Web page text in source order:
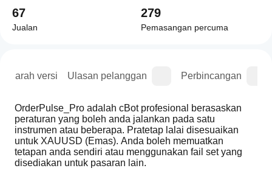
Sejarah versi Ulasan pelanggan Perbincangan
OrderPulse_Pro adalah cBot profesional berasaskan
peraturan yang boleh anda jalankan pada satu
instrumen atau beberapa. Pratetap lalai disesuaikan
untuk XAUUSD (Emas). Anda boleh memuatkan
tetapan anda sendiri atau menggunakan fail set yang
disediakan untuk pasaran lain.
67
Jualan
279
Pemasangan percuma